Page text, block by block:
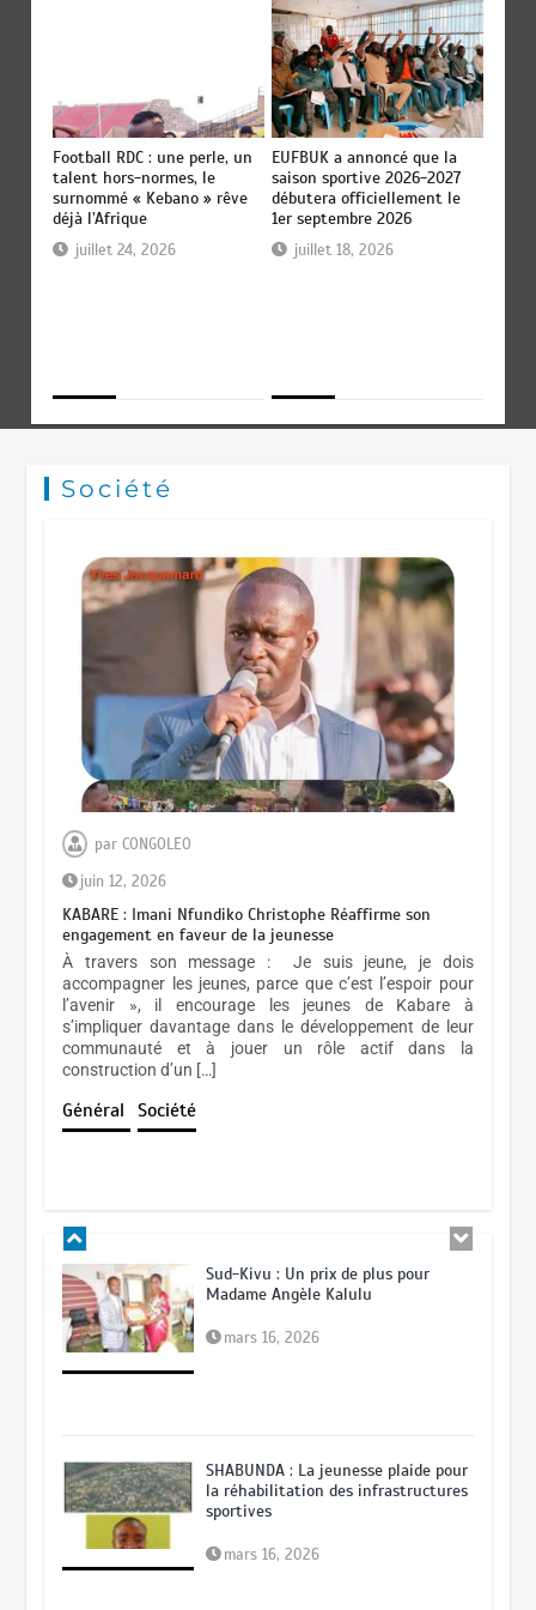
Football RDC : une perle, un
talent hors-normes, le
surnommé « Kebano » rêve
déjà l’Afrique
juillet 24, 2026
EUFBUK a annoncé que la
saison sportive 2026-2027
débutera officiellement le
1er septembre 2026
juillet 18, 2026
Société
parCONGOLEO
juin 12, 2026
KABARE : Imani Nfundiko Christophe Réaffirme son
engagement en faveur de la jeunesse
À travers son message : Je suis jeune, je dois
accompagner les jeunes, parce que c’est l’espoir pour
l’avenir », il encourage les jeunes de Kabare à
s’impliquer davantage dans le développement de leur
communauté et à jouer un rôle actif dans la
construction d’un […]
Général Société
mars 6, 2026
BUKAVU : Des journalistes et
Sud-Kivu : Un prix de plus pour
Madame Angèle Kalulu
mars 16, 2026
SHABUNDA : La jeunesse plaide pour
la réhabilitation des infrastructures
sportives
mars 16, 2026